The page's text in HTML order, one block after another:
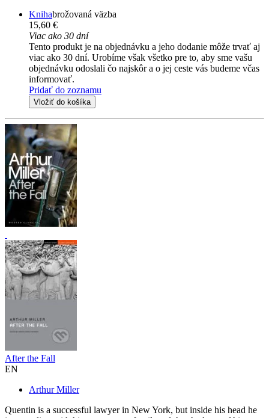
Knihabrožovaná väzba
15,60 €
Viac ako 30 dní
Tento produkt je na objednávku a jeho dodanie môže trvať aj
viac ako 30 dní. Urobíme však všetko pre to, aby sme vašu
objednávku odoslali čo najskôr a o jej ceste vás budeme včas
informovať.
Pridať do zoznamu
Vložiť do košíka
After the Fall
EN
Arthur Miller
Quentin is a successful lawyer in New York, but inside his head he